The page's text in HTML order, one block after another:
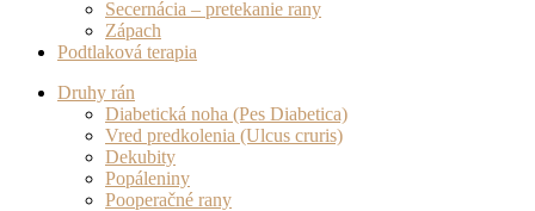
Secernácia – pretekanie rany
Zápach
Podtlaková terapia
Druhy rán
Diabetická noha (Pes Diabetica)
Vred predkolenia (Ulcus cruris)
Dekubity
Popáleniny
Pooperačné rany